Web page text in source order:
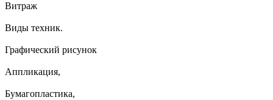
Витраж
Виды техник.
Графический рисунок
Аппликация,
Бумагопластика,